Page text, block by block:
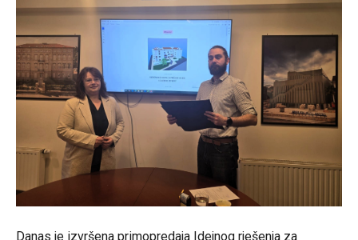
Danas je izvršena primopredaja Idejnog rješenja za